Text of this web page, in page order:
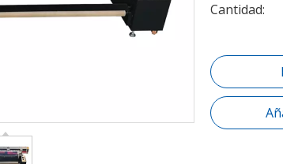
Cantidad: